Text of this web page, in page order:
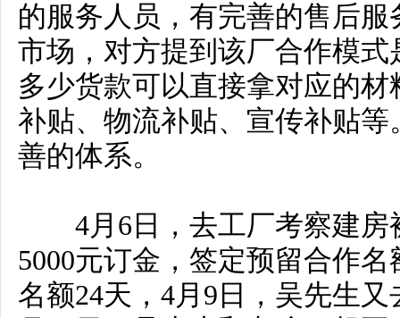
的服务人员，有完善的售后
市场，对方提到该厂合作模
多少货款可以直接拿对应的
补贴、物流补贴、宣传补贴
善的体系。
4月6日，去工厂考察建房
5000元订金，签定预留合作
名额24天，4月9日，吴先生